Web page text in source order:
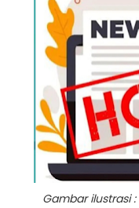
Gambar ilustrasi :